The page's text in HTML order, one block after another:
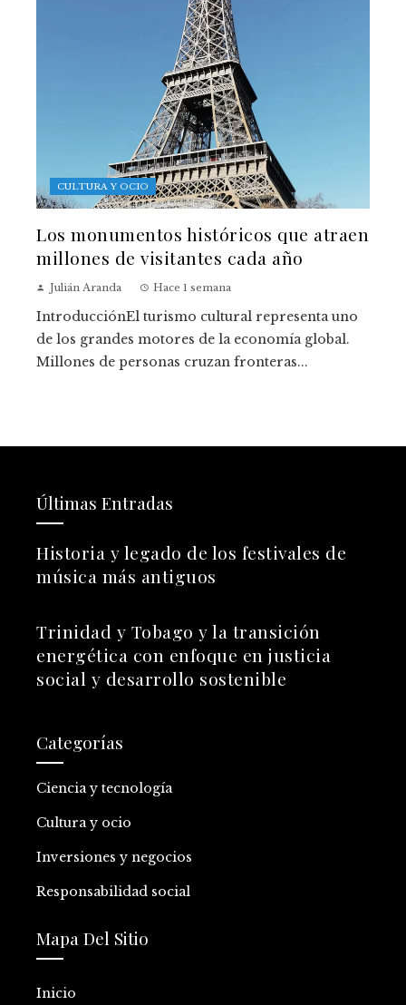
CULTURA Y OCIO
Los monumentos históricos que atraen
millones de visitantes cada año
Julián Aranda Hace 1 semana
IntroducciónEl turismo cultural representa uno
de los grandes motores de la economía global.
Millones de personas cruzan fronteras...
Últimas Entradas
Historia y legado de los festivales de
música más antiguos
Trinidad y Tobago y la transición
energética con enfoque en justicia
social y desarrollo sostenible
Categorías
Ciencia y tecnología
Cultura y ocio
Inversiones y negocios
Responsabilidad social
Mapa Del Sitio
Inicio